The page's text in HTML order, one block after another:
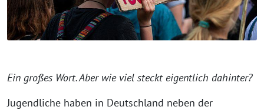
Ein großes Wort. Aber wie viel steckt eigentlich dahinter?
Jugendliche haben in Deutschland neben der